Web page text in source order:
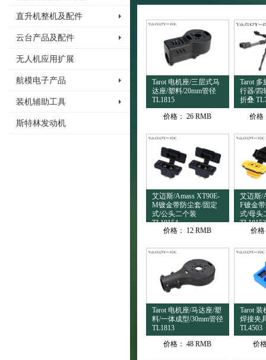
直升机整机及配件
云台产品及配件
无人机应用扩展
航模电子产品
装机辅助工具
斯特林发动机
Tarot 电机座/三层式马
达座/塑料/20mm管径
TL1815
价格： 26 RMB
Tarot
行器/四
折叠
价格
艾迈斯/Amass XT90E-
M镀金带防尘套/固定
式/公头二个装
TL10154
价格：
12 RMB
艾迈斯/
F镀金
式/母头
TL10153
价
Tarot 电机座/马达座/塑
料/一体成型/30mm管径
TL1813
价格： 48 RMB
Tarot
焊接夹
TL4503
价